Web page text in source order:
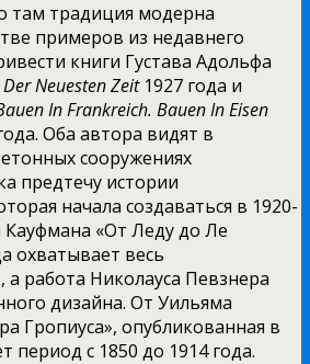
там традиция модерна
примеров из недавнего
книги Густава Адольфа
DerNeuestenZeit1927 года и
InFrankreich. ВаиепInEisen
Оба автора видят в
сооружениях
предтечу истории
начала создаваться в 1920-
Кауфмана «От Леду до Ле
охватывает весь
работа Николауса Певзнера
дизайна. От Уильяма
Гропиуса», опубликованная в
период с 1850 до 1914 года.